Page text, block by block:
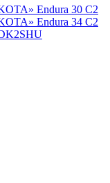
Endura 30 C2
Endura 34 C2